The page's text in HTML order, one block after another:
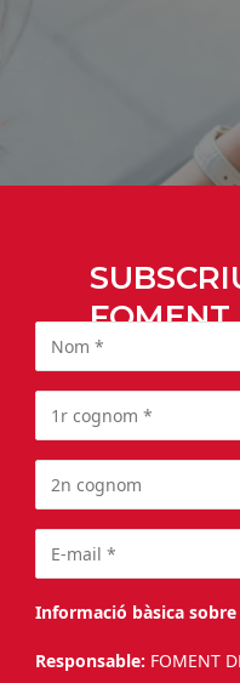
FOMENT
Informació bàsica
Responsable: FOMENT